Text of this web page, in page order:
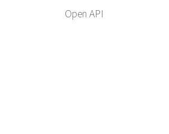
Open API